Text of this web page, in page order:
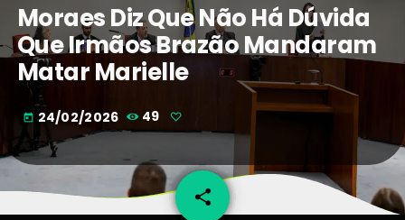
Moraes Diz Que Não Há Dúvida
Que Irmãos Brazão Mandaram
Matar Marielle
today 24/02/2026 49
share
email